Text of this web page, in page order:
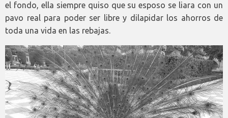
el fondo, ella siempre quiso que su esposo se liara con un
pavo real para poder ser libre y dilapidar los ahorros de
toda una vida en las rebajas.